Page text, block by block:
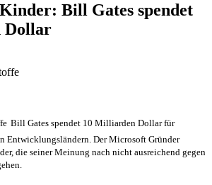
Bill Gates spendet
Dollar
Bill Gates spendet 10 Milliarden Dollar für
Entwicklungsländern. Der Microsoft Gründer
die seiner Meinung nach nicht ausreichend gegen